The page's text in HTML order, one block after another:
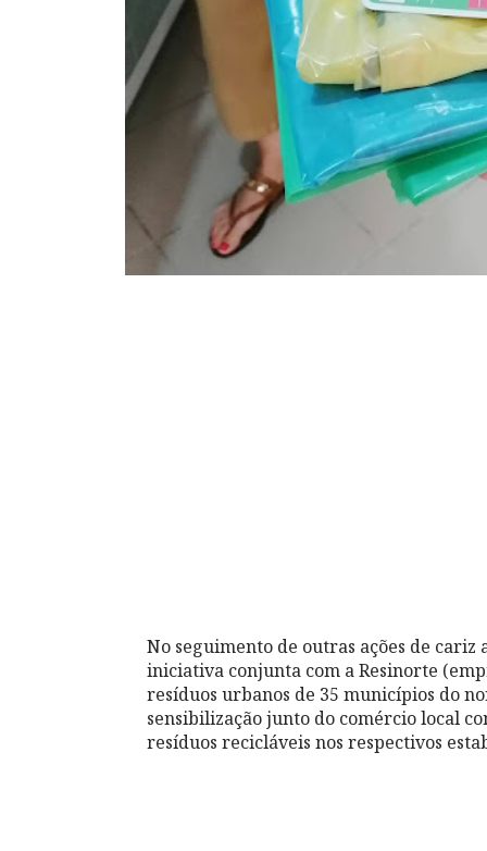
No seguimento de outras ações de
iniciativa conjunta com a Resinorte
resíduos urbanos de 35 municípios do
sensibilização junto do comércio local
resíduos recicláveis nos respectivos